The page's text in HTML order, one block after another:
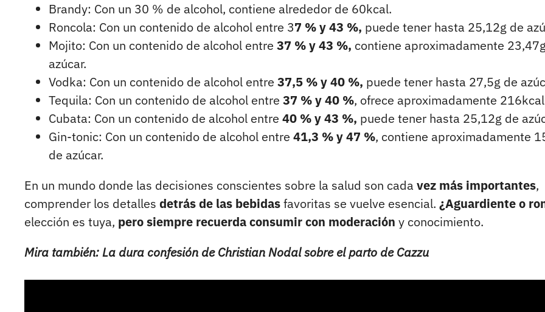
Brandy: Con un 30 % de alcohol, contiene alrededor de 60kcal.
Roncola: Con un contenido de alcohol entre 37 % y 43 %, puede tener hasta 25,12g de
Mojito: Con un contenido de alcohol entre 37 % y 43 %, contiene aproximadamente
azúcar.
Vodka: Con un contenido de alcohol entre 37,5 % y 40 %, puede tener hasta 27,5g de
Tequila: Con un contenido de alcohol entre 37 % y 40 %, ofrece aproximadamente
Cubata: Con un contenido de alcohol entre 40 % y 43 %, puede tener hasta 25,12g de
Gin-tonic: Con un contenido de alcohol entre 41,3 % y 47 %, contiene aproximadamente
de azúcar.
En un mundo donde las decisiones conscientes sobre la salud son cada vez más importantes,
comprender los detalles detrás de las bebidasfavoritas se vuelve esencial. ¿Aguardiente o
elección es tuya, pero siempre recuerda consumir con moderación y conocimiento.
Mira también: La dura confesión de Christian Nodal sobre el parto de Cazzu